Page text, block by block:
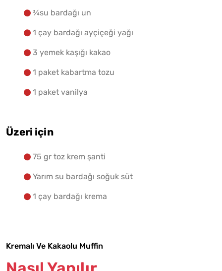
¾su bardağı un
1 çay bardağı ayçiçeği yağı
3 yemek kaşığı kakao
1 paket kabartma tozu
1 paket vanilya
Üzeri için
75 gr toz krem şanti
Yarım su bardağı soğuk süt
1 çay bardağı krema
Kremalı Ve Kakaolu Muffin